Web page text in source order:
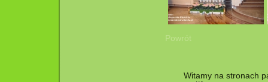
Powrót
Witamy na stronach